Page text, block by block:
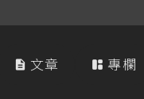
 文章  專欄